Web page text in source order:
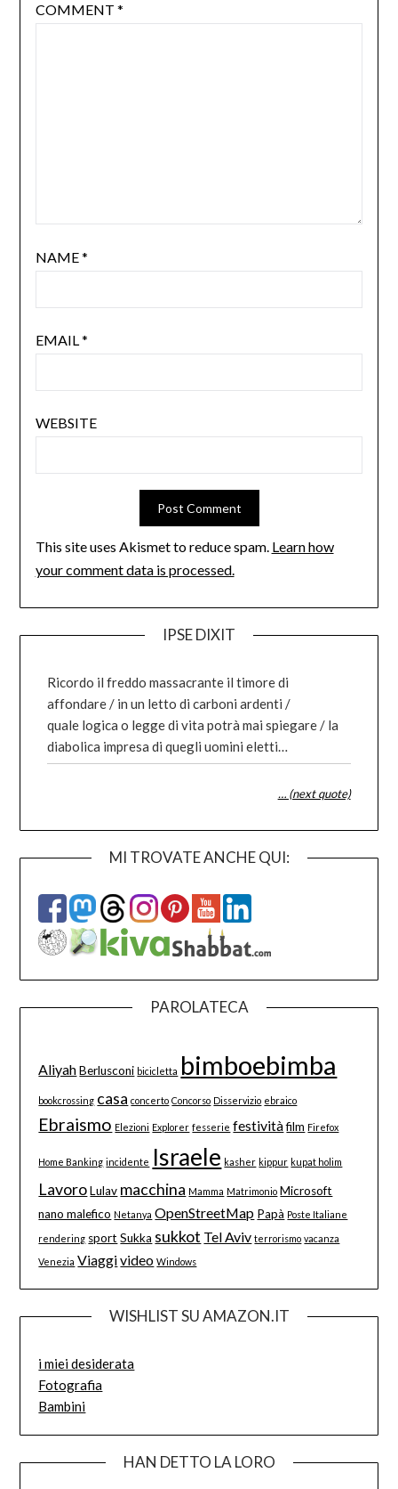
COMMENT *
NAME*
EMAIL*
WEBSITE
This site uses Akismet to reduce spam. Learn how
your comment data is processed.
IPSE DIXIT
Ricordo il freddo massacrante il timore di
affondare / in un letto di carboni ardenti /
quale logica o legge di vita potrà mai spiegare / la
diabolica impresa di quegli uomini eletti…
… (next quote)
MI TROVATE ANCHE QUI:
PAROLATECA
Aliyah Berlusconi bicicletta bimboebimba
bookcrossing casa concerto Concorso Disservizio ebraico
Ebraismo Elezioni Explorer fesserie festività film Firefox
Home Banking incidente Israele kasher kippur kupat holim
Lavoro Lulav macchina Mamma Matrimonio Microsoft
nano malefico Netanya OpenStreetMap Papà Poste Italiane
rendering sport Sukka sukkot Tel Aviv terrorismo vacanza
Venezia Viaggivideo Windows
WISHLIST SU AMAZON.IT
i miei desiderata
Fotografia
Bambini
HAN DETTO LA LORO